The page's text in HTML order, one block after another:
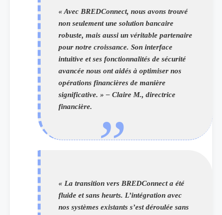
« Avec BREDConnect, nous avons trouvé
non seulement une solution bancaire
robuste, mais aussi un véritable partenaire
pour notre croissance. Son interface
intuitive et ses fonctionnalités de sécurité
avancée nous ont aidés à optimiser nos
opérations financières de manière
significative. » – Claire M., directrice
financière.
« La transition vers BREDConnect a été
fluide et sans heurts. L’intégration avec
nos systèmes existants s’est déroulée sans